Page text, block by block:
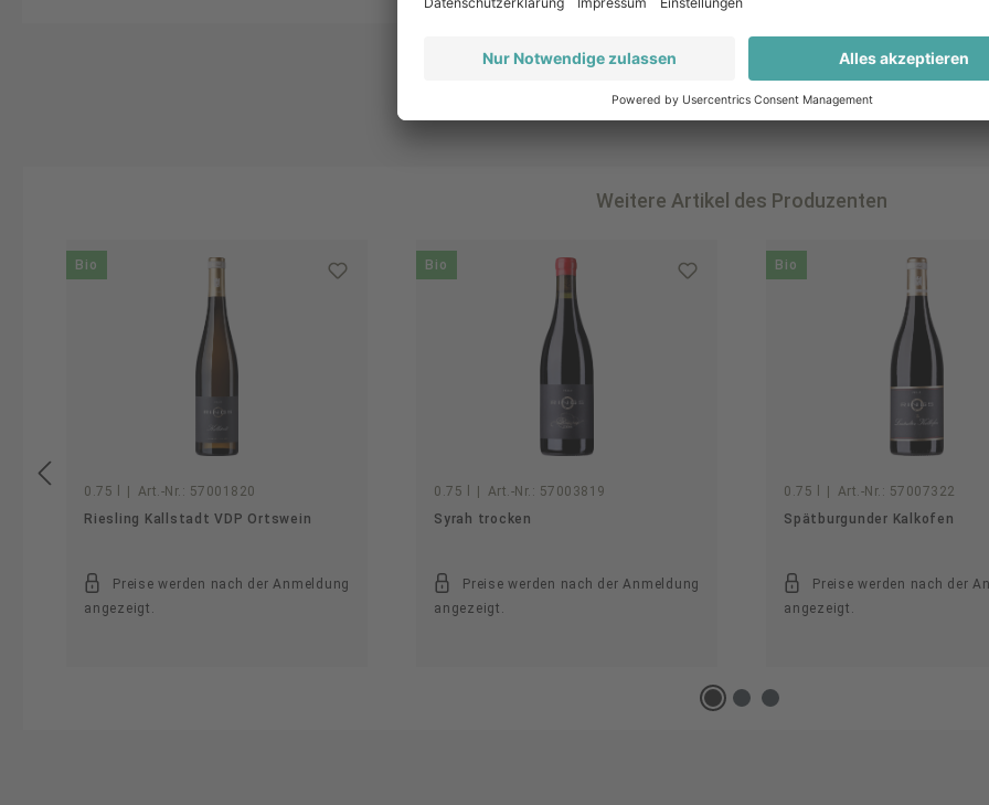
Weitere Artikel des Produzenten
Produktgalerie überspringen
Bio
0.75 l Art.-Nr.: 57001820
Riesling Kallstadt VDP Ortswein
Preise werden nach der Anmeldung
angezeigt.
Bio
0.75 l Art.-Nr.: 57003819
Syrah trocken
Preise werden nach der Anmeldung
angezeigt.
Bio
0.75 l Art.-Nr.: 57007322
Spätburgunder Kalkofen
Preise werden nach der
angezeigt.